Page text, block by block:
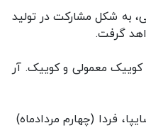
به شکل مشارکت در تولید
گرفت.
معمولی و کوییک. آر
فردا (چهارم مردادماه)